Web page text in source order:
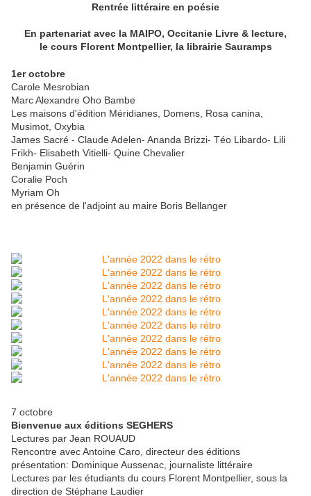
Rentrée littéraire en poésie
En partenariat avec la MAIPO, Occitanie Livre & lecture,
le cours Florent Montpellier, la librairie Sauramps
1er octobre
Carole Mesrobian
Marc Alexandre Oho Bambe
Les maisons d'édition Méridianes, Domens, Rosa canina,
Musimot, Oxybia
James Sacré - Claude Adelen- Ananda Brizzi- Téo Libardo- Lili
Frikh- Elisabeth Vitielli- Quine Chevalier
Benjamin Guérin
Coralie Poch
Myriam Oh
en présence de l'adjoint au maire Boris Bellanger
7 octobre
Bienvenue aux éditions SEGHERS
Lectures par Jean ROUAUD
Rencontre avec Antoine Caro, directeur des éditions
présentation: Dominique Aussenac, journaliste littéraire
Lectures par les étudiants du cours Florent Montpellier, sous la
direction de Stéphane Laudier